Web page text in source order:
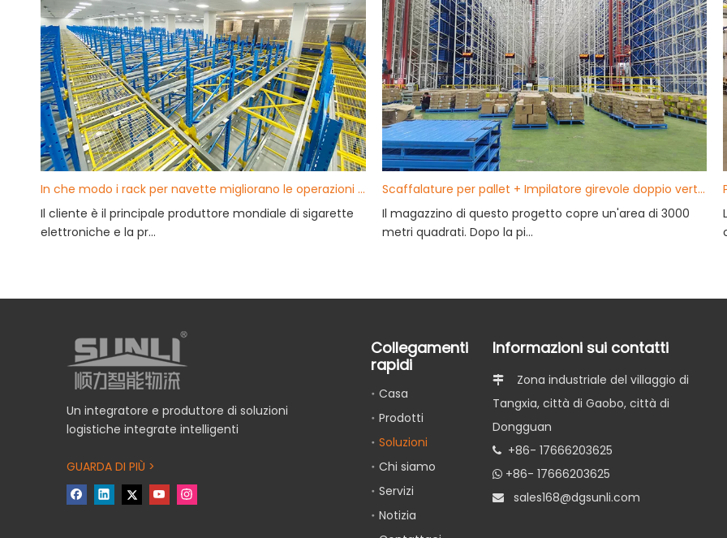
In che modo i rack per navette migliorano le operazioni di magazzino delle sigarette elettroniche
Il cliente è il principale produttore mondiale di sigarette
elettroniche e la pr...
Scaffalature per pallet + Impilatore girevole doppio verticale Soluzioni ASRS in Indonesia
Il magazzino di questo progetto copre un'area di 3000
metri quadrati. Dopo la pi...
Un integratore e produttore di soluzioni
logistiche integrate intelligenti
GUARDA DI PIÙ >
Collegamenti
rapidi
Casa
Prodotti
Soluzioni
Chi siamo
Servizi
Notizia
Informazioni sui contatti

Zona industriale del villaggio di
Tangxia, città di Gaobo, città di
Dongguan
 +86- 17666203625
+86- 17666203625
 sales168@dgsunli.com